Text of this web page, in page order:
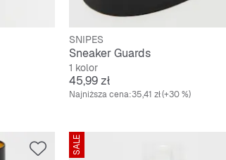
SNIPES
Sneaker Guards
1 kolor
Cena
45,99 zł
Najniższa cena:35,41 zł(+30 %)
SALE